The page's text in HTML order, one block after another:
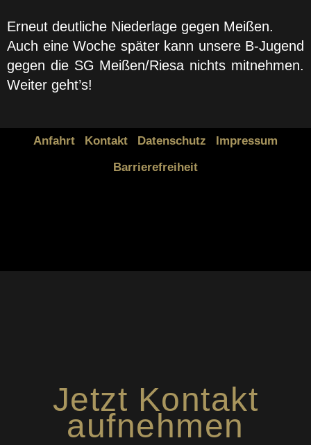
Erneut deutliche Niederlage gegen Meißen.
Auch eine Woche später kann unsere B-Jugend
gegen die SG Meißen/Riesa nichts mitnehmen.
Weiter geht’s!
Anfahrt Kontakt Datenschutz
Impressum
Barrierefreiheit
Jetzt Kontakt
aufnehmen